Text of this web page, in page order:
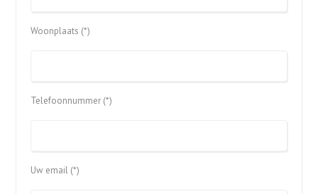
Woonplaats (*)
Telefoonnummer (*)
Uw email (*)